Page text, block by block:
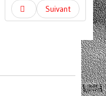
Suivant